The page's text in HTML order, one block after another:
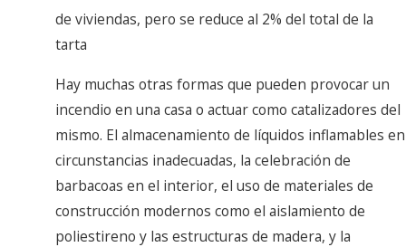
de viviendas, pero se reduce al 2% del total de la
tarta
Hay muchas otras formas que pueden provocar un
incendio en una casa o actuar como catalizadores del
mismo. El almacenamiento de líquidos inflamables en
circunstancias inadecuadas, la celebración de
barbacoas en el interior, el uso de materiales de
construcción modernos como el aislamiento de
poliestireno y las estructuras de madera, y la